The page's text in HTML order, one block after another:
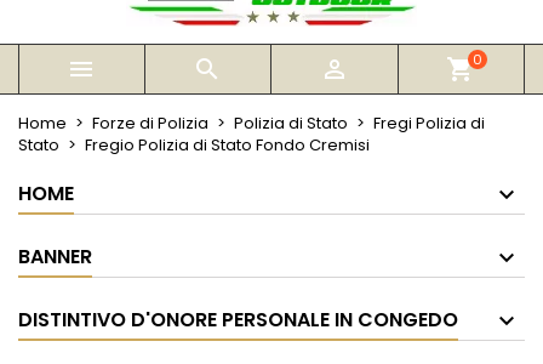
   shopping_cart0
Home Forze di Polizia Polizia di Stato
Fregi Polizia di
Stato
Fregio Polizia di Stato Fondo Cremisi
HOME
BANNER
DISTINTIVO D'ONORE PERSONALE IN CONGEDO
Annulla Crea lista dei desideri
Annulla